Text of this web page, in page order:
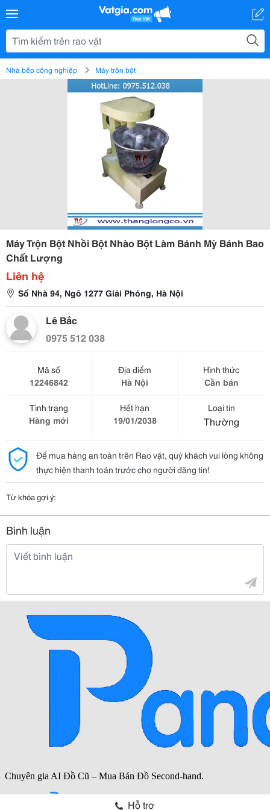
Nhà bếp công nghiệp Máy trộn bột
Máy Trộn Bột Nhồi Bột Nhào Bột Làm Bánh Mỳ Bánh Bao
Chất Lượng
Liên hệ
Số Nhà 94, Ngõ 1277 Giải Phóng, Hà Nội
Lê Bắc
0975 512 038
Mã số
12246842
Địa điểm
Hà Nội
Hình thức
Cần bán
Tình trạng
Hàng mới
Hết hạn
19/01/2038
Loại tin
Thường
Để mua hàng an toàn trên Rao vặt, quý khách vui lòng không
thực hiện thanh toán trước cho người đăng tin!
Từ khóa gợi ý:
Bình luận
Hỗ trợ